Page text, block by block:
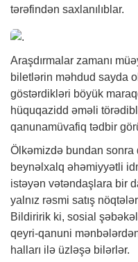
tərəfindən saxlanılıblar.
Araşdırmalar zamanı
biletlərin məhdud sayda
göstərdikləri böyük
hüquqazidd əməli
qanunamüvafiq tədbir
Ölkəmizdə bundan
beynəlxalq əhəmiyyətli
istəyən vətəndaşlara bir
yalnız rəsmi satış
Bildiririk ki, sosial
qeyri-qanuni
halları ilə üzləşə bilərlər.